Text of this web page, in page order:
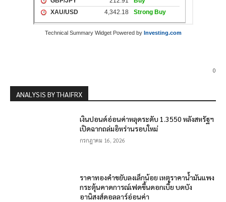
Technical Summary Widget Powered by Investing.com
0
ANALYSIS BY THAIFRX
เงินปอนด์อ่อนค่าหลุดระดับ 1.3550 หลังสหรัฐฯ
เปิดฉากถล่มอิหร่านรอบใหม่
กรกฎาคม 16, 2026
ราคาทองคำขยับลงเล็กน้อย เหตุราคาน้ำมันแพง
กระตุ้นคาดการณ์เฟดขึ้นดอกเบี้ย บดบัง
อานิสงส์ดอลลาร์อ่อนค่า